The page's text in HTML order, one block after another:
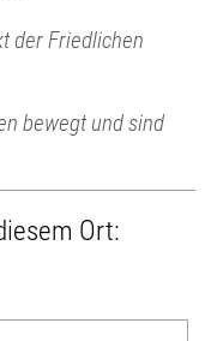
der Friedlichen
bewegt und sind
Ort: